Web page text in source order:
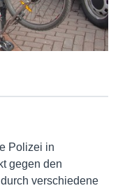
Polizei in
gegen den
verschiedene